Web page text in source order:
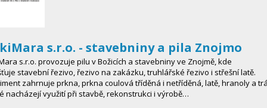
s.r.o. - stavebniny a pila Znojmo
s.r.o. provozuje pilu v Božicích a stavebniny ve Znojmě, kde
stavební řezivo, řezivo na zakázku, truhlářské řezivo i střešní latě.
zahrnuje prkna, prkna coulová tříděná i netříděná, latě, hranoly a
nacházejí využití při stavbě, rekonstrukci i výrobě…